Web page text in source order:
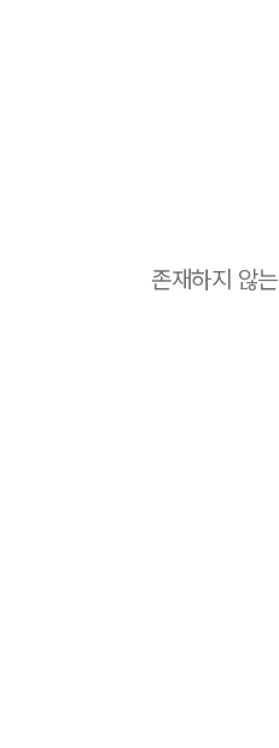
존재하지 않